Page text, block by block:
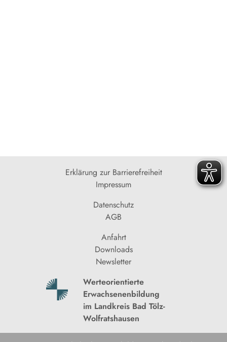
Erklärung zur Barrierefreiheit
Impressum
Datenschutz
AGB
Anfahrt
Downloads
Newsletter
Werteorientierte
Erwachsenenbildung
im Landkreis Bad Tölz-
Wolfratshausen